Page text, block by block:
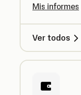
Mis informes
Ver todos